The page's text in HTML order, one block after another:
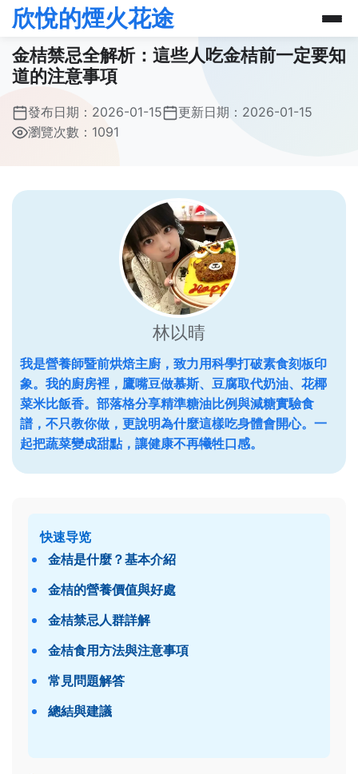
欣悅的煙火花途
金桔禁忌全解析：這些人吃金桔前一定要知
道的注意事項
發布日期： 2026-01-15 更新日期： 2026-01-15
瀏覽次數：1091
林以晴
我是營養師暨前烘焙主廚，致力用科學打破素食刻板印
象。我的廚房裡，鷹嘴豆做慕斯、豆腐取代奶油、花椰
菜米比飯香。部落格分享精準糖油比例與減糖實驗食
譜，不只教你做，更說明為什麼這樣吃身體會開心。一
起把蔬菜變成甜點，讓健康不再犧牲口感。
快速导览
金桔是什麼？基本介紹
金桔的營養價值與好處
金桔禁忌人群詳解
金桔食用方法與注意事項
常見問題解答
總結與建議